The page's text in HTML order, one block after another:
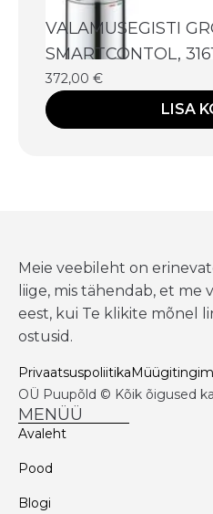
VALAMUSEGISTI
SMARTCONTOL,
372,00 €
LISA
Meie veebileht on
liige, mis tähendab, et me
eest, kui Te klikite mõnel
ostusid.
Privaatsuspoliitika
OÜ Puupõld © Kõik õigused
MENÜÜ
Avaleht
Pood
Blogi